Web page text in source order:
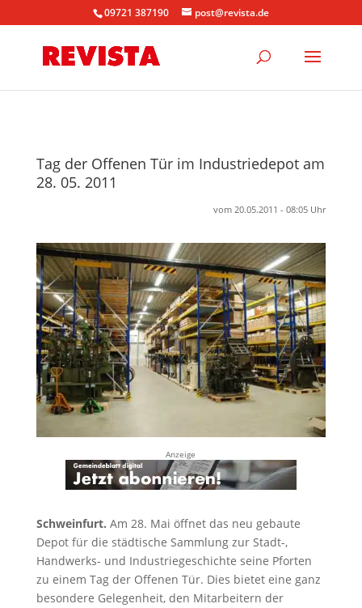
09721 387190 post@revista.de
Tag der Offenen Tür im Industriedepot am
28. 05. 2011
vom 20.05.2011 - 08:05 Uhr
Anzeige
Schweinfurt. Am 28. Mai öffnet das neu gebaute
Depot für die städtische Sammlung zur Stadt-,
Handwerks- und Industriegeschichte seine Pforten
zu einem Tag der Offenen Tür. Dies bietet eine ganz
besondere Gelegenheit, den Mitarbeitern der